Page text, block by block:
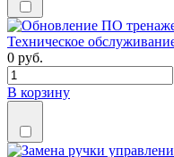
Техническое
0 руб.
В корзину